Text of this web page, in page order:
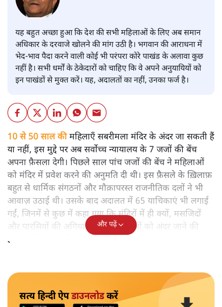
यह बहुत अच्छा हुआ कि देश की सभी महिलाओं के लिए अब समान
अधिकार के दरवाजे खोलने की मांग उठी है। भगवान की आराधना में
भेद-भाव पैदा करने वाली कोई भी परंपरा कोरे पाखंड के अलावा कुछ
नहीं है। सभी धर्मों के ठेकेदारों को चाहिए कि वे अपने अनुयायियों को
इन पाखंडों से मुक्त करें। यह, अदालतों का नहीं, उनका फर्ज है।
10 से 50 साल कीमहिलाएँ सबरीमला मंदिर के अंदर जा सकती हैं
या नहीं, इस मुद्दे पर अब सर्वोच्च न्यायालय के 7 जजों की बेंच
अपना फ़ैसला देगी। पिछले साल पांच जजों की बेंच ने महिलाओं
को मंदिर में प्रवेश करने की अनुमति दी थी। इस फ़ैसले के ख़िलाफ़
बहुत से धार्मिक संगठनों और मौक़ापरस्त राजनीतिक दलों ने भी
आवाज़ उठाई थी। उसके बाद अदालत में 65 याचिकाएं भी लगाई
गईं, जिनमें से कुछ में कहा गया कि मंदिरों में ही क्यों, मसजिदों
और पारसियों की अगियारी में भी महिलाओं को अंदर जाने की
इजाजत मिलनी चाहिए।
और पढ़ें
सत्य हिन्दी ऐपडाउनलोडकरें